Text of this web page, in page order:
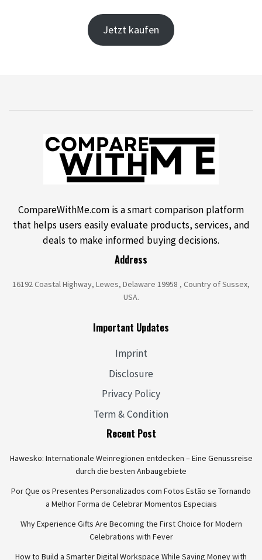
Jetzt kaufen
CompareWithMe.com is a smart comparison platform
that helps users easily evaluate products, services, and
deals to make informed buying decisions.
Address
16192 Coastal Highway, Lewes, Delaware 19958 , Country of Sussex,
USA.
Important Updates
Imprint
Disclosure
Privacy Policy
Term & Condition
Recent Post
Hawesko: Internationale Weinregionen entdecken – Eine Genussreise
durch die besten Anbaugebiete
Por Que os Presentes Personalizados com Fotos Estão se Tornando
a Melhor Forma de Celebrar Momentos Especiais
Why Experience Gifts Are Becoming the First Choice for Modern
Celebrations with Fever
How to Build a Smarter Digital Workspace While Saving Money with